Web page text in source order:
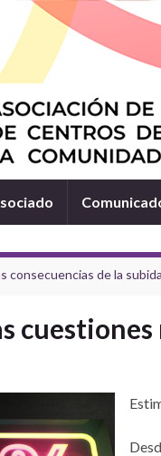
consecuencias de la